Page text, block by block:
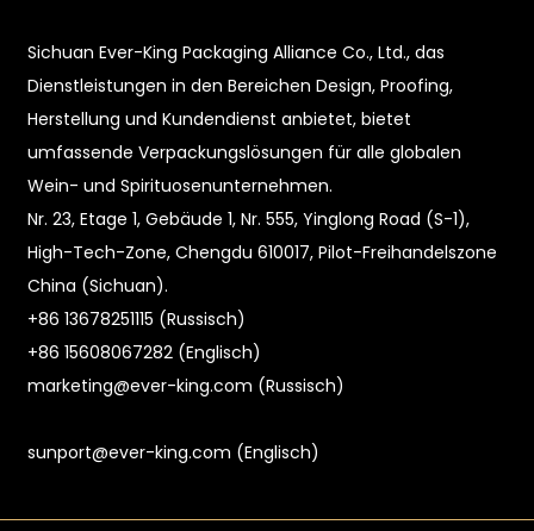
Sichuan Ever-King Packaging Alliance Co., Ltd., das
Dienstleistungen in den Bereichen Design, Proofing,
Herstellung und Kundendienst anbietet, bietet
umfassende Verpackungslösungen für alle globalen
Wein- und Spirituosenunternehmen.
Nr. 23, Etage 1, Gebäude 1, Nr. 555, Yinglong Road (S-1),
High-Tech-Zone, Chengdu 610017, Pilot-Freihandelszone
China (Sichuan).
+86 13678251115 (Russisch)
+86 15608067282 (Englisch)
marketing@ever-king.com (Russisch)
sunport@ever-king.com (Englisch)